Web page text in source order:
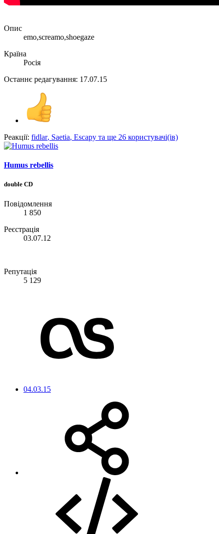
Опис
emo,screamo,shoegaze
Країна
Росія
Останнє редагування: 17.07.15
Реакції: fidlar, Saetia, Escapy та ще 26 користувачі(ів)
Humus rebellis
double CD
Повідомлення
1 850
Реєстрація
03.07.12
Репутація
5 129
04.03.15